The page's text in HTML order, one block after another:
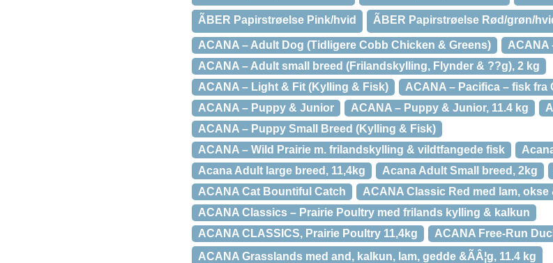
ÃBER Papirstrøelse Pink/hvid ÃBER Papirstrøelse Rød/grøn/
ACANA – Adult Dog (Tidligere Cobb Chicken & Greens)
ACANA
ACANA – Adult small breed (Frilandskylling, Flynder & ??g), 2 kg
ACANA – Light & Fit (Kylling & Fisk)
ACANA – Pacifica – fisk
ACANA – Puppy & Junior
ACANA – Puppy & Junior, 11.4 kg
ACANA – Puppy Small Breed (Kylling & Fisk)
ACANA – Wild Prairie m. frilandskylling & vildtfangede fisk
Acana Adult large breed, 11,4kg
Acana Adult Small breed, 2kg
ACANA Cat Bountiful Catch
ACANA Classic Red med lam, okse
ACANA Classics – Prairie Poultry med frilands kylling & kalkun
ACANA CLASSICS, Prairie Poultry 11,4kg
ACANA Free-Run
ACANA Grasslands med and, kalkun, lam, gedde &ÃÂ¦g, 11.4 kg